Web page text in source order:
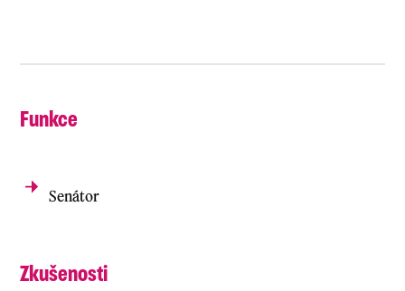
Funkce
Senátor
Zkušenosti